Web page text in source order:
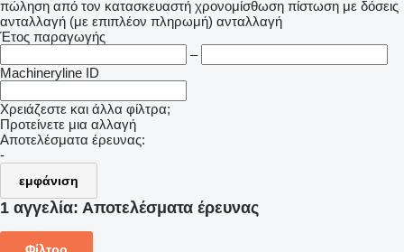
πώληση από τον κατασκευαστή χρονομίσθωση πίστωση με δόσεις
ανταλλαγή (με επιπλέον πληρωμή) ανταλλαγή
Έτος παραγωγής
–
Machineryline ID
Χρειάζεστε και άλλα φίλτρα;
Προτείνετε μια αλλαγή
Αποτελέσματα έρευνας:
-
εμφάνιση
1 αγγελία: Αποτελέσματα έρευνας